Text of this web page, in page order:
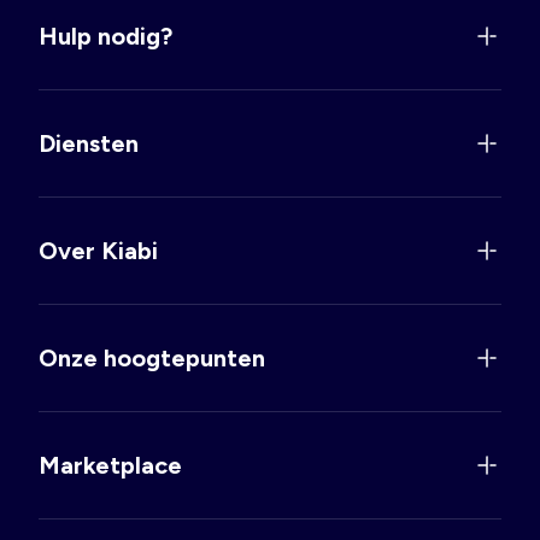
Hulp nodig?
Diensten
Over Kiabi
Onze hoogtepunten
Marketplace